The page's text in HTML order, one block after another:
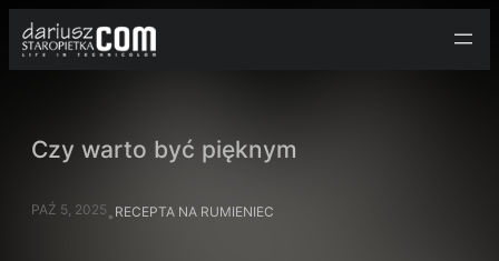
Przejdź
do
treści
Czy warto być pięknym
PAŹ 5, 2025 • RECEPTA NA RUMIENIEC